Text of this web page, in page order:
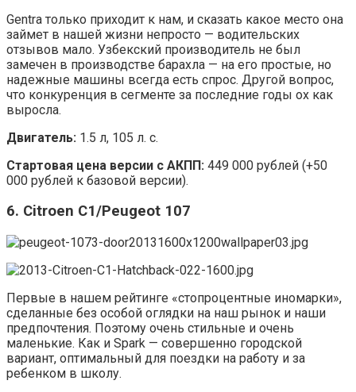
Gentra только приходит к нам, и сказать какое место она
займет в нашей жизни непросто — водительских
отзывов мало. Узбекский производитель не был
замечен в производстве барахла — на его простые, но
надежные машины всегда есть спрос. Другой вопрос,
что конкуренция в сегменте за последние годы ох как
выросла.
Двигатель: 1.5 л, 105 л. с.
Стартовая цена версии с АКПП: 449 000 рублей (+50
000 рублей к базовой версии).
6. Citroen C1/Peugeot 107
Первые в нашем рейтинге «стопроцентные иномарки»,
сделанные без особой оглядки на наш рынок и наши
предпочтения. Поэтому очень стильные и очень
маленькие. Как и Spark — совершенно городской
вариант, оптимальный для поездки на работу и за
ребенком в школу.